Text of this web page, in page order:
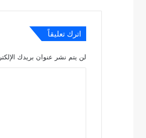
اترك تعليقاً
لن يتم نشر عنوان بريدك